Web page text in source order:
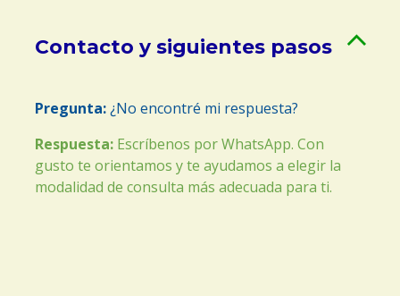
Contacto y siguientes pasos
Pregunta:¿No encontré mi respuesta?
Respuesta: Escríbenos por WhatsApp. Con
gusto te orientamos y te ayudamos a elegir la
modalidad de consulta más adecuada para ti.